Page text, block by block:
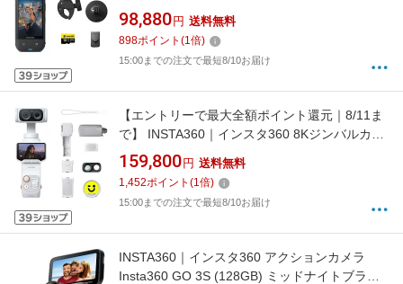
X502 [防水]
98,880 円 送料無料
898ポイント (1倍)
15:00までの注文で最短8/10お届け
【エントリーで最大全額ポイント還元｜8/11ま
で】 INSTA360｜インスタ360 8Kジンバルカメ
ラ Insta360 Luna Ultra クリエイターバンドル
ステラホワイト CINSABTA-LUNAULTRA04
159,800 円 送料無料
1,452ポイント (1倍)
15:00までの注文で最短8/10お届け
INSTA360｜インスタ360 アクションカメラ
Insta360 GO 3S (128GB) ミッドナイトブラッ